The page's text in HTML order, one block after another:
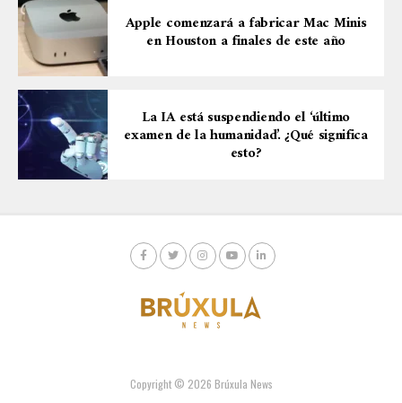
Apple comenzará a fabricar Mac Minis
en Houston a finales de este año
La IA está suspendiendo el ‘último
examen de la humanidad’. ¿Qué significa
esto?
Copyright © 2026 Brúxula News